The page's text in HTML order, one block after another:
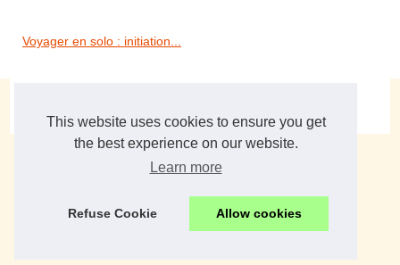
This website uses cookies to ensure you get
the best experience on our website.
Learn more
Refuse Cookie Allow cookies
Voyager en solo : initiation...
en| es|